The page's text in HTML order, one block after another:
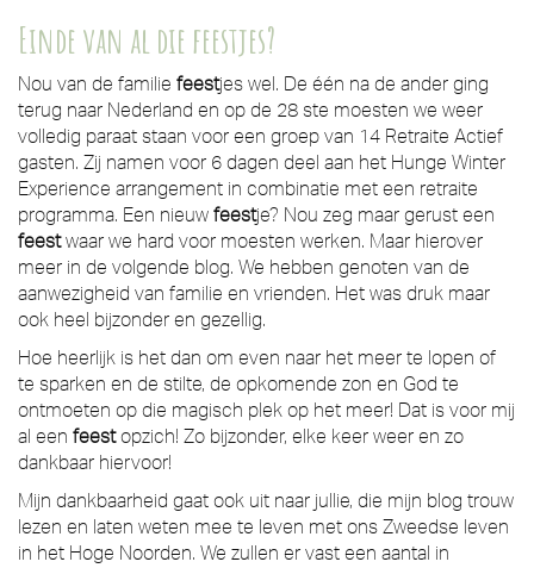
Einde van al die feestjes?
Nou van de familie feestjes wel. De één na de ander ging
terug naar Nederland en op de 28 ste moesten we weer
volledig paraat staan voor een groep van 14 Retraite Actief
gasten. Zij namen voor 6 dagen deel aan het Hunge Winter
Experience arrangement in combinatie met een retraite
programma. Een nieuw feestje? Nou zeg maar gerust een
feestwaar we hard voor moesten werken. Maar hierover
meer in de volgende blog. We hebben genoten van de
aanwezigheid van familie en vrienden. Het was druk maar
ook heel bijzonder en gezellig.
Hoe heerlijk is het dan om even naar het meer te lopen of
te sparken en de stilte, de opkomende zon en God te
ontmoeten op die magisch plek op het meer! Dat is voor mij
al een feestopzich! Zo bijzonder, elke keer weer en zo
dankbaar hiervoor!
Mijn dankbaarheid gaat ook uit naar jullie, die mijn blog trouw
lezen en laten weten mee te leven met ons Zweedse leven
in het Hoge Noorden. We zullen er vast een aantal in